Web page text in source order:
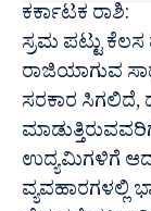
ಕರ್ಕಾಟಕ ರಾಶಿ:
ಸ್ರಮ ಪಟ್ಟು ಕೆಲಸ
ರಾಜಿಯಾಗುವ
ಸರಕಾರ ಸಿಗಲಿದೆ,
ಉದ್ಯಮಿಗಳಿಗೆ
ವ್ಯವಹಾರಗಳಲ್ಲಿ